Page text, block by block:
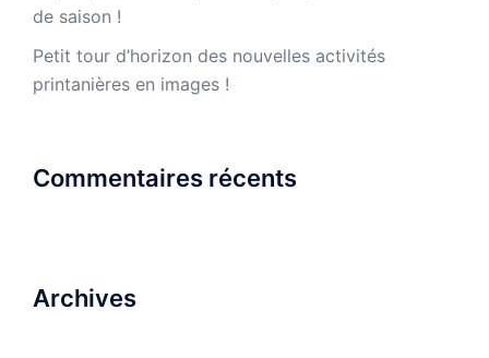
de saison !
Petit tour d’horizon des nouvelles activités
printanières en images !
Commentaires récents
Archives